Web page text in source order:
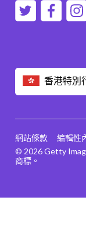
香港特別
© 2026 Getty
商標。
網站條款 編輯性